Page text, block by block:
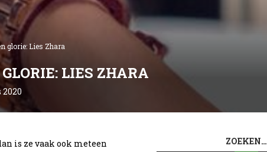
glorie: Lies Zhara
LIES ZHARA
2020
is ze vaak ook meteen
ZOEKEN…